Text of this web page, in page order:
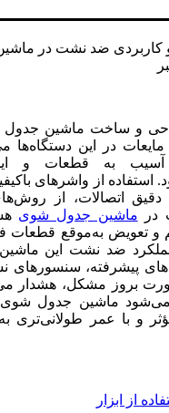
کاربردی ضد نشت در
و ساخت ماشین جدول
مایعات در این دستگاه‌ها
آسیب به قطعات و
از واشرهای
اتصالات، از
در ماشین جدول شوی
و تعویض به‌موقع قطعات
ضد نشت این
پیشرفته، سنسورهای
بروز مشکل، هشدار
می‌شود ماشین جدول شوی
و با عمر طولانی‌تری